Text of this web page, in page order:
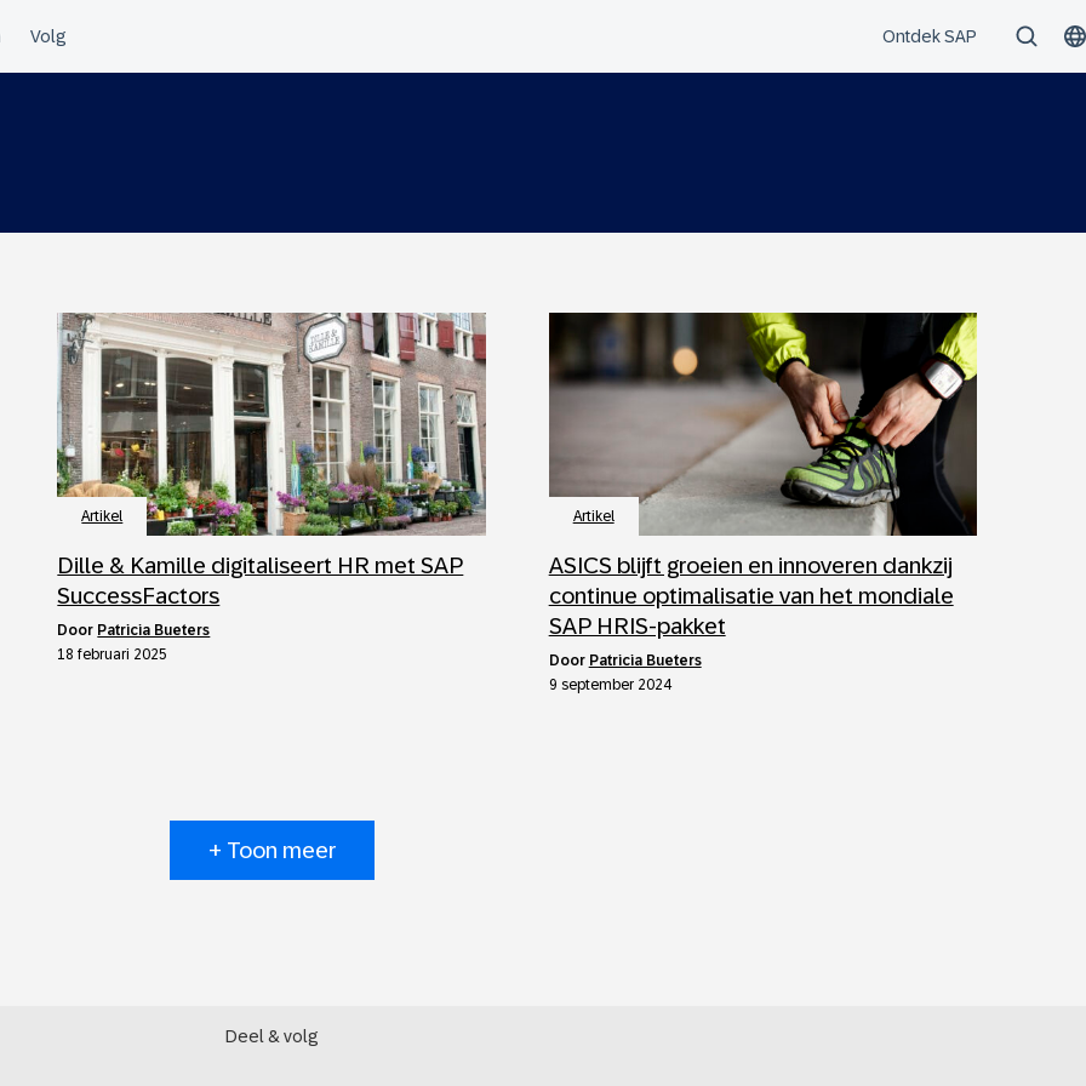
Artikel
Dille & Kamille digitaliseert HR met SAP
SuccessFactors
door Patricia Bueters
18 februari 2025
Artikel
ASICS blijft groeien en innoveren dankzij
continue optimalisatie van het mondiale
SAP HRIS-pakket
door Patricia Bueters
9 september 2024
+ Toon meer
Deel & volg